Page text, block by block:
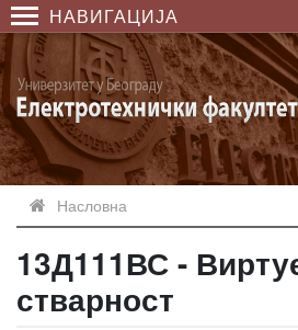
НАВИГАЦИЈА
Насловна
13Д111ВС -
стварност